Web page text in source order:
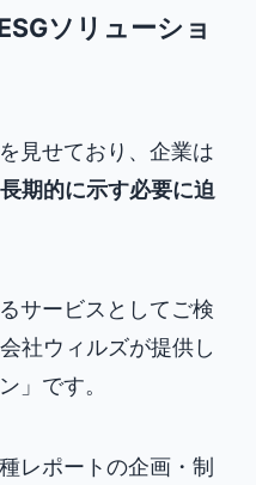
ソリューショ
見せており、企業は
期的に示す必要に迫
サービスとしてご検
社ウィルズが提供し
」です。
レポートの企画・制